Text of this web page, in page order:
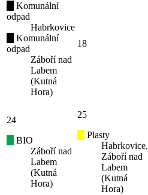
Komunální
odpad
Habrkovice
Komunální
odpad
Záboří nad
Labem
(Kutná
Hora)
18
24
BIO
Záboří nad
Labem
(Kutná
Hora)
25
Plasty
Habrkovice,
Záboří nad
Labem
(Kutná
Hora)